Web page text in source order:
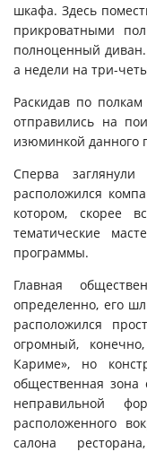
шкафа. Здесь
прикроватными
полноценный
а недели на три-
Раскидав по
отправились на
изюминкой данного
Сперва
расположился
котором, скорее
тематические
программы.
Главная
определенно, его
расположился
огромный,
Кариме», но
общественная зона
неправильной
расположенного
салона